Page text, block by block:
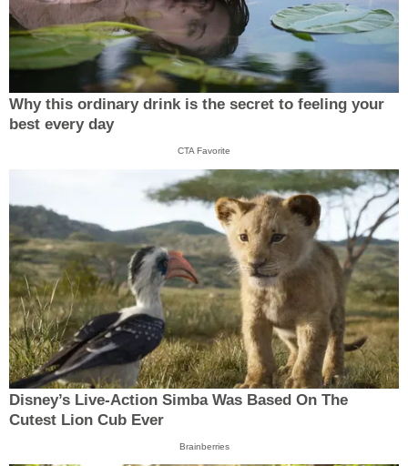
Why this ordinary drink is the secret to feeling your
best every day
CTA Favorite
Disney’s Live-Action Simba Was Based On The
Cutest Lion Cub Ever
Brainberries